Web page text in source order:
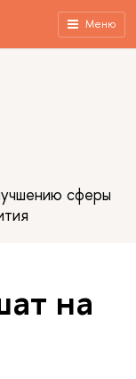
Меню
сферы
на